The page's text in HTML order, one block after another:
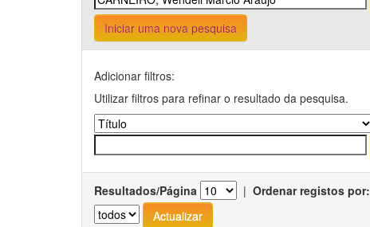
Iniciar uma nova pesquisa
Adicionar filtros:
Utilizar filtros para refinar o resultado da pesquisa.
Resultados/Página | Ordenar registos por: